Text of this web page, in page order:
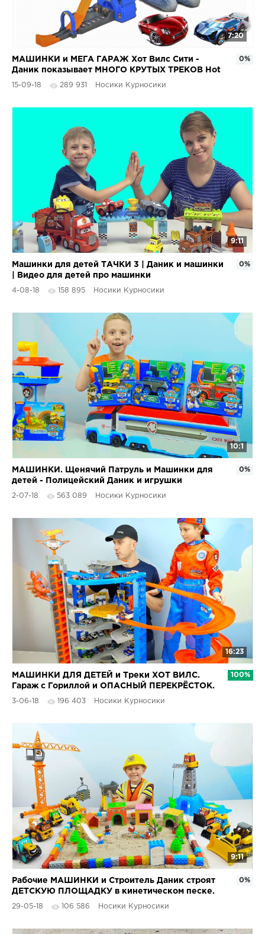
7:20
МАШИНКИ и МЕГА ГАРАЖ Хот Вилс Сити -
Даник показывает МНОГО КРУТЫХ ТРЕКОВ Hot
Wheels
15-09-18 289 931 Носики Курносики
0%
9:11
Машинки для детей ТАЧКИ 3 | Даник и машинки
| Видео для детей про машинки
4-08-18 158 895 Носики Курносики
0%
10:1
МАШИНКИ. Щенячий Патруль и Машинки для
детей - Полицейский Даник и игрушки
#PawPatrol
2-07-18 563 089 Носики Курносики
0%
16:23
МАШИНКИ ДЛЯ ДЕТЕЙ и Треки ХОТ ВИЛС.
Гараж с Гориллой и ОПАСНЫЙ ПЕРЕКРЁСТОК.
Даник и МАШИНКИ
3-06-18 196 403 Носики Курносики
100%
9:11
Рабочие МАШИНКИ и Строитель Даник строят
ДЕТСКУЮ ПЛОЩАДКУ в кинетическом песке.
Про Машинки
29-05-18 106 586 Носики Курносики
0%